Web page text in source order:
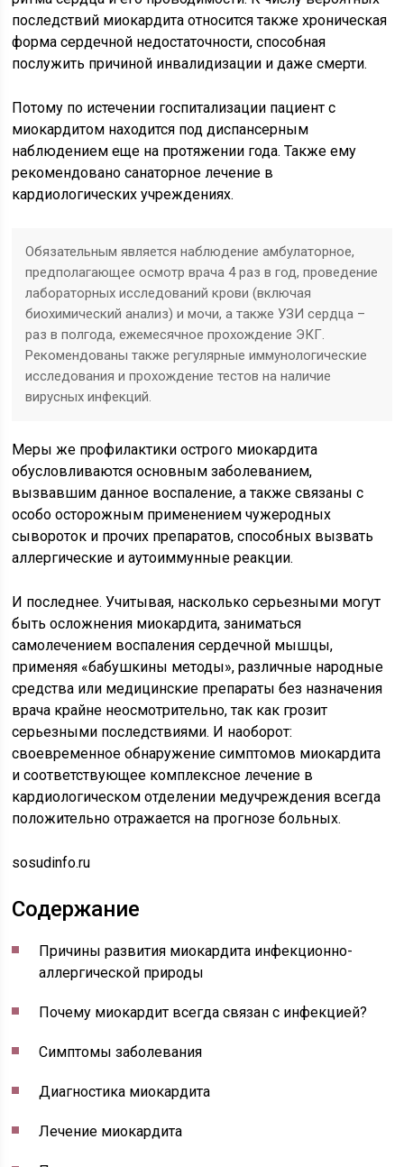
последствий миокардита относится также хроническая
форма сердечной недостаточности, способная
послужить причиной инвалидизации и даже смерти.
Потому по истечении госпитализации пациент с
миокардитом находится под диспансерным
наблюдением еще на протяжении года. Также ему
рекомендовано санаторное лечение в
кардиологических учреждениях.
Обязательным является наблюдение амбулаторное,
предполагающее осмотр врача 4 раз в год, проведение
лабораторных исследований крови (включая
биохимический анализ) и мочи, а также УЗИ сердца –
раз в полгода, ежемесячное прохождение ЭКГ.
Рекомендованы также регулярные иммунологические
исследования и прохождение тестов на наличие
вирусных инфекций.
Меры же профилактики острого миокардита
обусловливаются основным заболеванием,
вызвавшим данное воспаление, а также связаны с
особо осторожным применением чужеродных
сывороток и прочих препаратов, способных вызвать
аллергические и аутоиммунные реакции.
И последнее. Учитывая, насколько серьезными могут
быть осложнения миокардита, заниматься
самолечением воспаления сердечной мышцы,
применяя «бабушкины методы», различные народные
средства или медицинские препараты без назначения
врача крайне неосмотрительно, так как грозит
серьезными последствиями. И наоборот:
своевременное обнаружение симптомов миокардита
и соответствующее комплексное лечение в
кардиологическом отделении медучреждения всегда
положительно отражается на прогнозе больных.
sosudinfo.ru
Содержание
Причины развития миокардита инфекционно-
аллергической природы
Почему миокардит всегда связан с инфекцией?
Симптомы заболевания
Диагностика миокардита
Лечение миокардита